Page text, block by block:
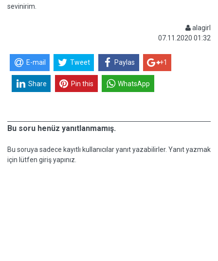
sevinirim.
alagirl
07.11.2020 01:32
E-mail Tweet Paylas +1
Share Pin this WhatsApp
Bu soru henüz yanıtlanmamış.
Bu soruya sadece kayıtlı kullanıcılar yanıt yazabilirler. Yanıt yazmak
için lütfen giriş yapınız.